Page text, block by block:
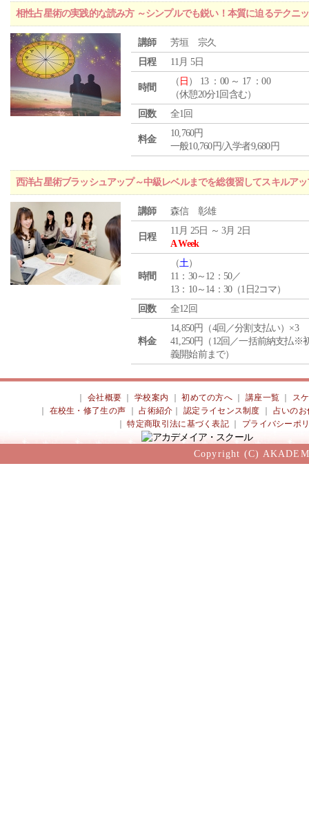
相性占星術の実践的な読み方 ～シンプルでも鋭い！本質に迫るテクニ
講師
芳垣 宗久
日程
11月 5日
時間
（ 日 ） 13 ：00 ～ 17 ：00
（休憩20分1回含む）
回数
全1回
料金
10,760円
一般10,760円/入学者9,680円
西洋占星術ブラッシュアップ～中級レベルまでを総復習してスキルア
講師 森信 彰雄
日程
11月 25日 ～ 3月 2日
A Week
時間
（土）
11：30～12：50／
13：10～14：30（1日2コマ）
回数
全12回
料金
14,850円（4回／分割支払い）×3
41,250円（12回／一括前納支払※
義開始前まで）
会社概要 ｜学校案内 ｜初めての方へ 講座一覧
ス
在校生・修了生の声 ｜占術紹介 ｜認定ライセンス制度
占いのお
｜特定商取引法に基づく表記 プライバシーポ
Copyright (C)